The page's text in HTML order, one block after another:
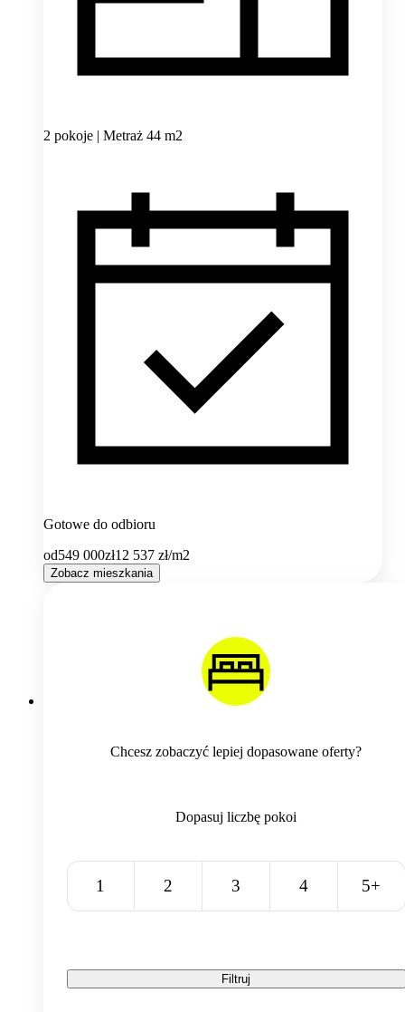
2 pokoje | Metraż 44 m2
Gotowe do odbioru
od549 000zł12 537 zł/m2
Zobacz mieszkania
Chcesz zobaczyć lepiej dopasowane oferty?
Dopasuj liczbę pokoi
1 2 3 4 5+
Filtruj